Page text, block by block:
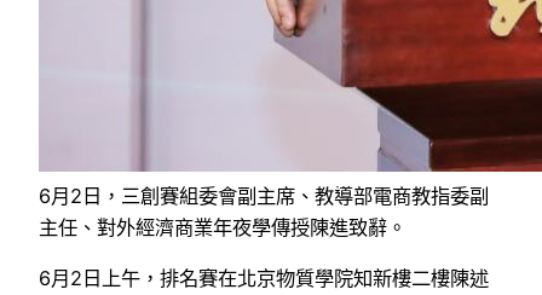
6月2日，三創賽組委會副主席、教導部電商教指委副
主任、對外經濟商業年夜學傳授陳進致辭。
6月2日上午，排名賽在北京物質學院知新樓二樓陳述